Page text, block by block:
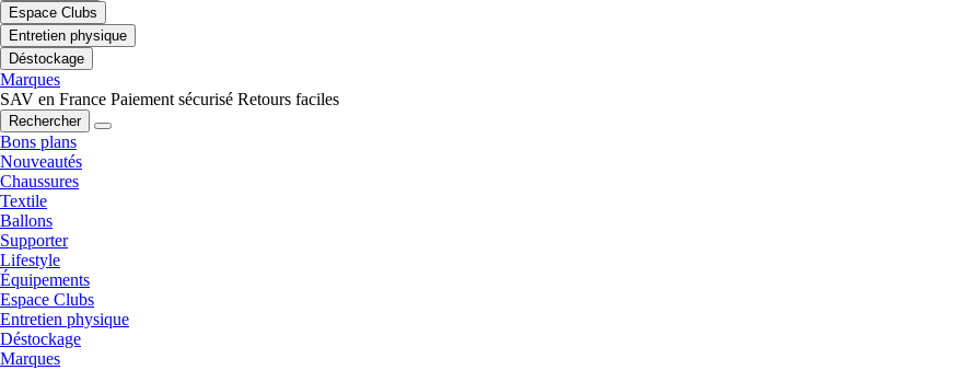
Espace Clubs
Entretien physique
Déstockage
Marques
SAV en France Paiement sécurisé Retours faciles
Rechercher
Bons plans
Nouveautés
Chaussures
Textile
Ballons
Supporter
Lifestyle
Équipements
Espace Clubs
Entretien physique
Déstockage
Marques